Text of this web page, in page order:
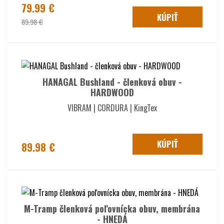
79.99 €
89.98 € KÚPIŤ
HANAGAL Bushland - členková obuv -
HARDWOOD
VIBRAM | CORDURA | KingTex
89.98 € KÚPIŤ
M-Tramp členková poľovnícka obuv, membrána
- HNEDÁ